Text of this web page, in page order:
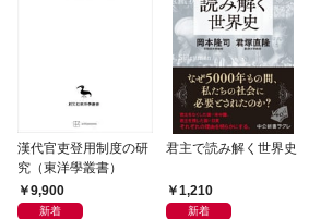
漢代官吏登用制度の研
究（東洋學叢書）
9,900
新着
君主で読み解く世界史
1,210
新着